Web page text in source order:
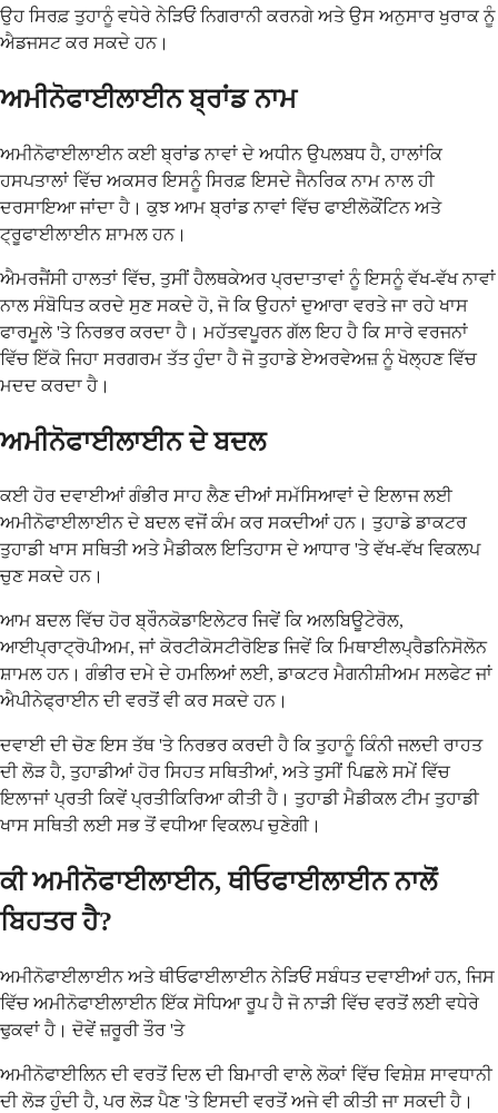
ਉਹ ਸਿਰਫ਼ ਤੁਹਾਨੂੰ ਵਧੇਰੇ ਨੇੜਿਓਂ ਨਿਗਰਾਨੀ ਕਰਨਗੇ ਅਤੇ ਉਸ ਅਨੁਸਾਰ ਖੁਰਾਕ ਨੂੰ
ਐਡਜਸਟ ਕਰ ਸਕਦੇ ਹਨ।
ਅਮੀਨੋਫਾਈਲਾਈਨ ਬ੍ਰਾਂਡ ਨਾਮ
ਅਮੀਨੋਫਾਈਲਾਈਨ ਕਈ ਬ੍ਰਾਂਡ ਨਾਵਾਂ ਦੇ ਅਧੀਨ ਉਪਲਬਧ ਹੈ, ਹਾਲਾਂਕਿ
ਹਸਪਤਾਲਾਂ ਵਿੱਚ ਅਕਸਰ ਇਸਨੂੰ ਸਿਰਫ਼ ਇਸਦੇ ਜੈਨਰਿਕ ਨਾਮ ਨਾਲ ਹੀ
ਦਰਸਾਇਆ ਜਾਂਦਾ ਹੈ। ਕੁਝ ਆਮ ਬ੍ਰਾਂਡ ਨਾਵਾਂ ਵਿੱਚ ਫਾਈਲੋਕੌਂਟਿਨ ਅਤੇ
ਟ੍ਰੂਫਾਈਲਾਈਨ ਸ਼ਾਮਲ ਹਨ।
ਐਮਰਜੈਂਸੀ ਹਾਲਤਾਂ ਵਿੱਚ, ਤੁਸੀਂ ਹੈਲਥਕੇਅਰ ਪ੍ਰਦਾਤਾਵਾਂ ਨੂੰ ਇਸਨੂੰ ਵੱਖ-ਵੱਖ ਨਾਵਾਂ
ਨਾਲ ਸੰਬੋਧਿਤ ਕਰਦੇ ਸੁਣ ਸਕਦੇ ਹੋ, ਜੋ ਕਿ ਉਹਨਾਂ ਦੁਆਰਾ ਵਰਤੇ ਜਾ ਰਹੇ ਖਾਸ
ਫਾਰਮੂਲੇ 'ਤੇ ਨਿਰਭਰ ਕਰਦਾ ਹੈ। ਮਹੱਤਵਪੂਰਨ ਗੱਲ ਇਹ ਹੈ ਕਿ ਸਾਰੇ ਵਰਜਨਾਂ
ਵਿੱਚ ਇੱਕੋ ਜਿਹਾ ਸਰਗਰਮ ਤੱਤ ਹੁੰਦਾ ਹੈ ਜੋ ਤੁਹਾਡੇ ਏਅਰਵੇਅਜ਼ ਨੂੰ ਖੋਲ੍ਹਣ ਵਿੱਚ
ਮਦਦ ਕਰਦਾ ਹੈ।
ਅਮੀਨੋਫਾਈਲਾਈਨ ਦੇ ਬਦਲ
ਕਈ ਹੋਰ ਦਵਾਈਆਂ ਗੰਭੀਰ ਸਾਹ ਲੈਣ ਦੀਆਂ ਸਮੱਸਿਆਵਾਂ ਦੇ ਇਲਾਜ ਲਈ
ਅਮੀਨੋਫਾਈਲਾਈਨ ਦੇ ਬਦਲ ਵਜੋਂ ਕੰਮ ਕਰ ਸਕਦੀਆਂ ਹਨ। ਤੁਹਾਡੇ ਡਾਕਟਰ
ਤੁਹਾਡੀ ਖਾਸ ਸਥਿਤੀ ਅਤੇ ਮੈਡੀਕਲ ਇਤਿਹਾਸ ਦੇ ਆਧਾਰ 'ਤੇ ਵੱਖ-ਵੱਖ ਵਿਕਲਪ
ਚੁਣ ਸਕਦੇ ਹਨ।
ਆਮ ਬਦਲ ਵਿੱਚ ਹੋਰ ਬ੍ਰੌਨਕੋਡਾਇਲੇਟਰ ਜਿਵੇਂ ਕਿ ਅਲਬਿਊਟੇਰੋਲ,
ਆਈਪ੍ਰਾਟ੍ਰੋਪੀਅਮ, ਜਾਂ ਕੋਰਟੀਕੋਸਟੀਰੋਇਡ ਜਿਵੇਂ ਕਿ ਮਿਥਾਈਲਪ੍ਰੈਡਨਿਸੋਲੋਨ
ਸ਼ਾਮਲ ਹਨ। ਗੰਭੀਰ ਦਮੇ ਦੇ ਹਮਲਿਆਂ ਲਈ, ਡਾਕਟਰ ਮੈਗਨੀਸ਼ੀਅਮ ਸਲਫੇਟ ਜਾਂ
ਐਪੀਨੇਫ੍ਰਾਈਨ ਦੀ ਵਰਤੋਂ ਵੀ ਕਰ ਸਕਦੇ ਹਨ।
ਦਵਾਈ ਦੀ ਚੋਣ ਇਸ ਤੱਥ 'ਤੇ ਨਿਰਭਰ ਕਰਦੀ ਹੈ ਕਿ ਤੁਹਾਨੂੰ ਕਿੰਨੀ ਜਲਦੀ ਰਾਹਤ
ਦੀ ਲੋੜ ਹੈ, ਤੁਹਾਡੀਆਂ ਹੋਰ ਸਿਹਤ ਸਥਿਤੀਆਂ, ਅਤੇ ਤੁਸੀਂ ਪਿਛਲੇ ਸਮੇਂ ਵਿੱਚ
ਇਲਾਜਾਂ ਪ੍ਰਤੀ ਕਿਵੇਂ ਪ੍ਰਤੀਕਿਰਿਆ ਕੀਤੀ ਹੈ। ਤੁਹਾਡੀ ਮੈਡੀਕਲ ਟੀਮ ਤੁਹਾਡੀ
ਖਾਸ ਸਥਿਤੀ ਲਈ ਸਭ ਤੋਂ ਵਧੀਆ ਵਿਕਲਪ ਚੁਣੇਗੀ।
ਕੀ ਅਮੀਨੋਫਾਈਲਾਈਨ, ਥੀਓਫਾਈਲਾਈਨ ਨਾਲੋਂ
ਬਿਹਤਰ ਹੈ?
ਅਮੀਨੋਫਾਈਲਾਈਨ ਅਤੇ ਥੀਓਫਾਈਲਾਈਨ ਨੇੜਿਓਂ ਸਬੰਧਤ ਦਵਾਈਆਂ ਹਨ, ਜਿਸ
ਵਿੱਚ ਅਮੀਨੋਫਾਈਲਾਈਨ ਇੱਕ ਸੋਧਿਆ ਰੂਪ ਹੈ ਜੋ ਨਾੜੀ ਵਿੱਚ ਵਰਤੋਂ ਲਈ ਵਧੇਰੇ
ਢੁਕਵਾਂ ਹੈ। ਦੋਵੇਂ ਜ਼ਰੂਰੀ ਤੌਰ 'ਤੇ
ਅਮੀਨੋਫਾਈਲਿਨ ਦੀ ਵਰਤੋਂ ਦਿਲ ਦੀ ਬਿਮਾਰੀ ਵਾਲੇ ਲੋਕਾਂ ਵਿੱਚ ਵਿਸ਼ੇਸ਼ ਸਾਵਧਾਨੀ
ਦੀ ਲੋੜ ਹੁੰਦੀ ਹੈ, ਪਰ ਲੋੜ ਪੈਣ 'ਤੇ ਇਸਦੀ ਵਰਤੋਂ ਅਜੇ ਵੀ ਕੀਤੀ ਜਾ ਸਕਦੀ ਹੈ।